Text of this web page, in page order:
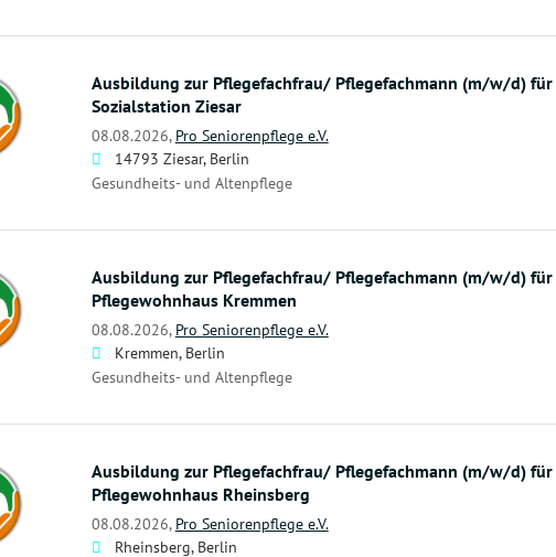
Ausbildung zur Pflegefachfrau/ Pflegefachmann (m/w/d) für
Sozialstation Ziesar
08.08.2026, Pro Seniorenpflege e.V.
14793 Ziesar, Berlin
Gesundheits- und Altenpflege
Ausbildung zur Pflegefachfrau/ Pflegefachmann (m/w/d) für
Pflegewohnhaus Kremmen
08.08.2026, Pro Seniorenpflege e.V.
Kremmen, Berlin
Gesundheits- und Altenpflege
Ausbildung zur Pflegefachfrau/ Pflegefachmann (m/w/d) für
Pflegewohnhaus Rheinsberg
08.08.2026, Pro Seniorenpflege e.V.
Rheinsberg, Berlin